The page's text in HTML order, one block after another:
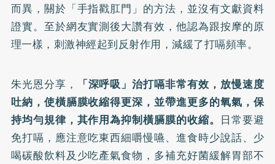
而異，關於「手指戳肛門」的方法，並沒有文獻資料
證實。至於網友實測後大讚有效，他認為跟按摩的原
理一樣，刺激神經起到反射作用，減緩了打嗝頻率。
朱光恩分享，
「深呼吸」治打嗝非常有效，放慢速度
吐納，使橫膈膜收縮得更深，並帶進更多的氧氣，保
持均勻規律，其作用為抑制橫膈膜的收縮。 日常要避
免打嗝，應注意吃東西細嚼慢嚥、進食時少說話、少
喝碳酸飲料及少吃產氣食物，多補充好菌緩解胃部不